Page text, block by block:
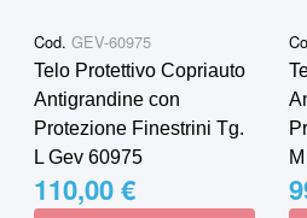
Cod. GEV-60975
Telo Protettivo Copriauto
Antigrandine con
Protezione Finestrini Tg.
L Gev 60975
110,00 €